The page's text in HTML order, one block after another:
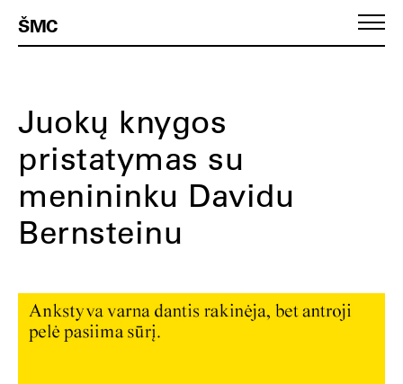
ŠMC
Juokų knygos
pristatymas su
menininku Davidu
Bernsteinu